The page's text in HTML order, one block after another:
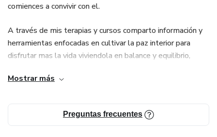
comiences a convivir con el.
A través de mis terapias y cursos comparto información y
herramientas enfocadas en cultivar la paz interior para
disfrutar mas la vida viviendola en balance y equilibrio,
Mostrar más
Preguntas frecuentes